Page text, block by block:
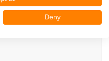
Deny